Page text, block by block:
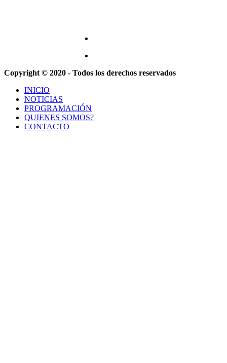
Copyright © 2020 - Todos los derechos reservados
INICIO
NOTICIAS
PROGRAMACIÓN
QUIENES SOMOS?
CONTACTO